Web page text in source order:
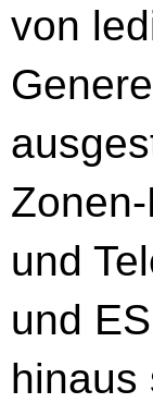
von
und
und
hinaus